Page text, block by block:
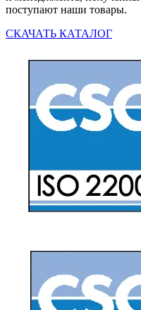
поступают наши товары.
СКАЧАТЬ КАТАЛОГ